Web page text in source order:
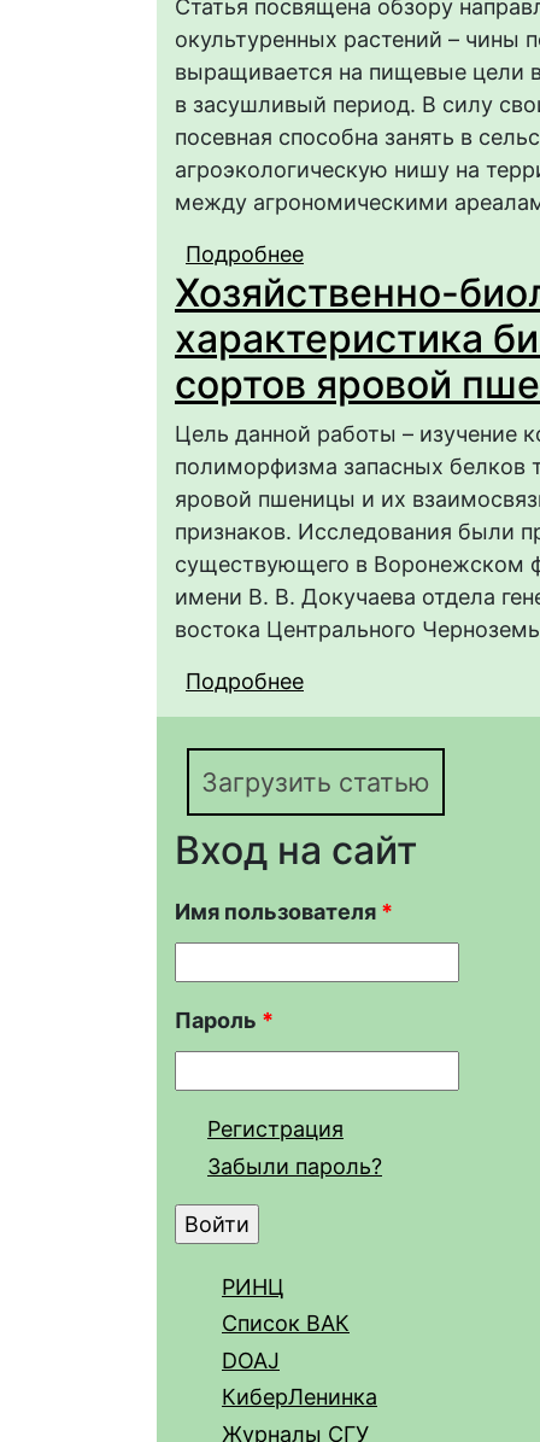
Статья посвящена обзору
окультуренных растений – чины
выращивается на пищевые цели
в засушливый период. В силу
посевная способна занять в
агроэкологическую нишу на
между агрономическими
Подробнее
ПОСЕВНОЙ
КУЛЬТУРЫ (ОБЗОР)
Хозяйственно-
характеристика
сортов яровой
Цель данной работы – изучение
полиморфизма запасных белков
яровой пшеницы и их
признаков. Исследования были
существующего в Воронежском
имени В. В. Докучаева отдела
востока Центрального
Подробнее
состава сортов
Загрузить статью
Вход на сайт
Имя пользователя *
Пароль *
Регистрация
Забыли пароль?
РИНЦ
Список ВАК
DOAJ
КиберЛенинка
Журналы СГУ